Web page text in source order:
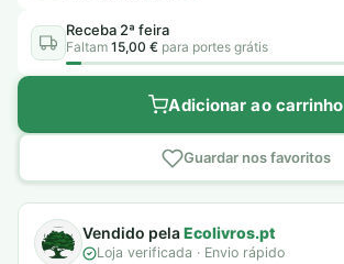
Receba 2ª feira
Faltam 15,00 € para portes grátis
Adicionar ao carrinho
Guardar nos favoritos
Vendido pelaEcolivros.pt
Loja verificada · Envio rápido